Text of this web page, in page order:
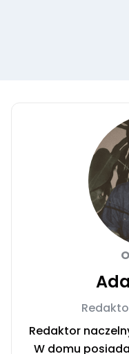
Redaktor
W domu